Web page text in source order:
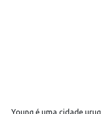
Young é uma cidade